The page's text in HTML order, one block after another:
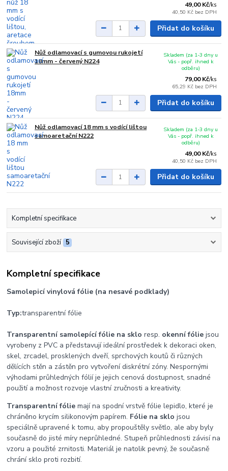
49,00 Kč/ks
40,50 Kč bez DPH
Přidat do košíku
Nůž odlamovací s gumovou rukojetí
18mm - červený N224
79,00 Kč/ks
65,29 Kč bez DPH
Skladem (za 1-3 dny u
Vás - popř. ihned k
odběru)
Přidat do košíku
Nůž odlamovací 18 mm s vodící lištou
samoaretační N222
49,00 Kč/ks
40,50 Kč bez DPH
Skladem (za 1-3 dny u
Vás - popř. ihned k
odběru)
Přidat do košíku
Kompletní specifikace
Související zboží 5
Kompletní specifikace
Samolepicí vinylová fólie (na nesavé podklady)
Typ:transparentní fólie
Transparentní samolepící fólie na skloresp. okenní fólie jsou
vyrobeny z PVC a představují ideální prostředek k dekoraci oken,
skel, zrcadel, prosklených dveří, sprchových koutů či různých
dělících stěn a zástěn pro vytvoření diskrétní zóny. Nespornými
výhodami průhledných fólií je jejich cenová dostupnost, snadné
použití a možnost rozvoje vlastní zručnosti a kreativity.
Transparentní fólie mají na spodní vrstvě fólie lepidlo, které je
chráněno krycím silikonovým papírem. Fólie na sklo jsou
speciálně upravené k tomu, aby propouštěly světlo, ale aby byly
současně do jisté míry neprůhledné. Stupeň průhlednosti závisí na
vzoru a použité zrnitosti. Materiál je natolik pevný, že současně
chrání sklo proti rozbití.